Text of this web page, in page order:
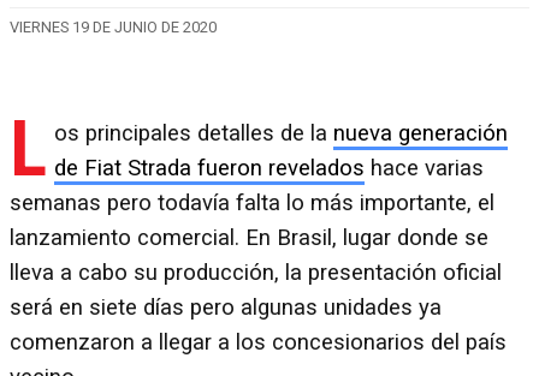
VIERNES 19 DE JUNIO DE 2020
L os principales detalles de la nueva generación
de Fiat Strada fueron revelados hace varias
semanas pero todavía falta lo más importante, el
lanzamiento comercial. En Brasil, lugar donde se
lleva a cabo su producción, la presentación oficial
será en siete días pero algunas unidades ya
comenzaron a llegar a los concesionarios del país